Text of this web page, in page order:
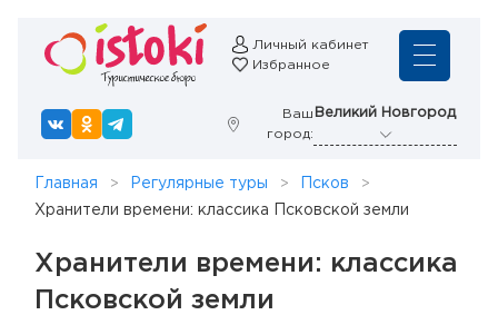
Личный кабинет
Избранное
Ваш
город:
Великий Новгород
Главная Регулярные туры
Псков
Хранители времени: классика Псковской земли
Хранители времени: классика
Псковской земли